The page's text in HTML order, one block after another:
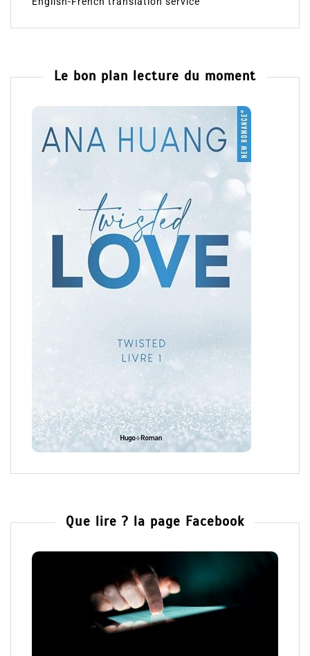
Le bon plan lecture du moment
Que lire ? la page Facebook